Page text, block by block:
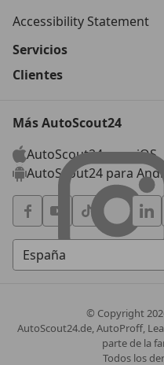
Accessibility Statement
Servicios
Clientes
Más AutoScout24
AutoScout24 para iOS
AutoScout24 para
© Copyright
AutoScout24.de, AutoProff,
parte de la
Todos los